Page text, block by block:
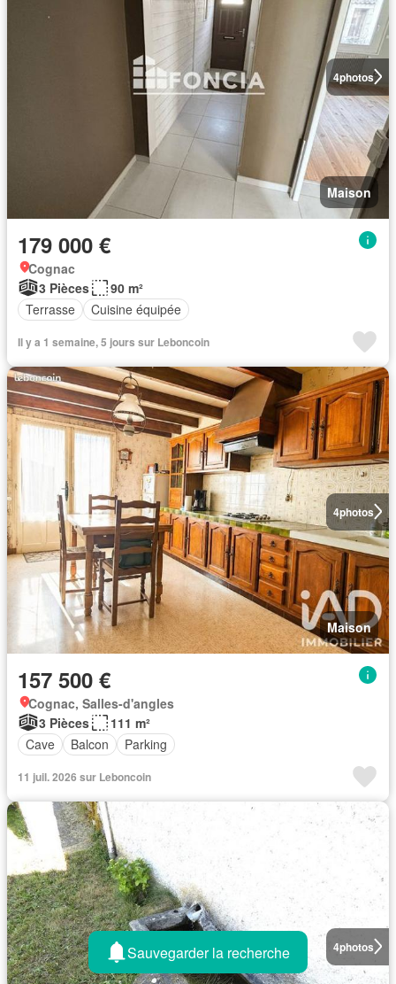
4photos
Maison
179 000 €
Cognac
3 Pièces
90 m²
Terrasse
Cuisine équipée
Il y a 1 semaine, 5 jours sur Leboncoin
4photos
Maison
157 500 €
Cognac, Salles-d'angles
3 Pièces
111 m²
Cave
Balcon Parking
11 juil. 2026 sur Leboncoin
4photos
Sauvegarder la recherche